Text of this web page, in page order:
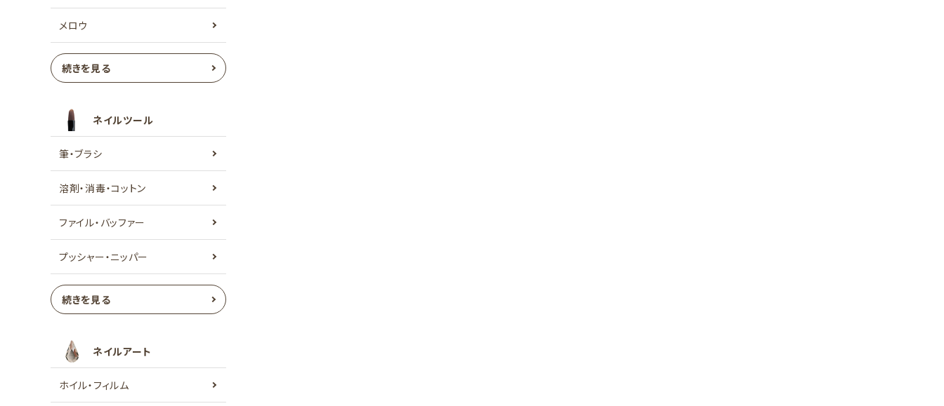
メロウ
続きを見る
ネイルツール
筆・ブラシ
溶剤・消毒・コットン
ファイル・バッファー
プッシャー・ニッパー
続きを見る
ネイルアート
ホイル・フィルム